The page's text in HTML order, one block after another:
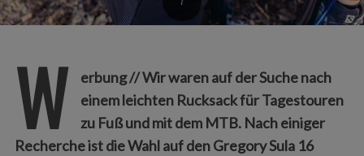
W
erbung // Wir waren auf der Suche nach
einem leichten Rucksack für Tagestouren
zu Fuß und mit dem MTB. Nach einiger
Recherche ist die Wahl auf den Gregory Sula 16